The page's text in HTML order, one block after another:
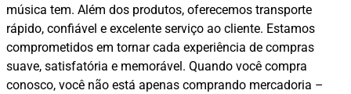
música tem. Além dos produtos, oferecemos transporte
rápido, confiável e excelente serviço ao cliente. Estamos
comprometidos em tornar cada experiência de compras
suave, satisfatória e memorável. Quando você compra
conosco, você não está apenas comprando mercadoria –